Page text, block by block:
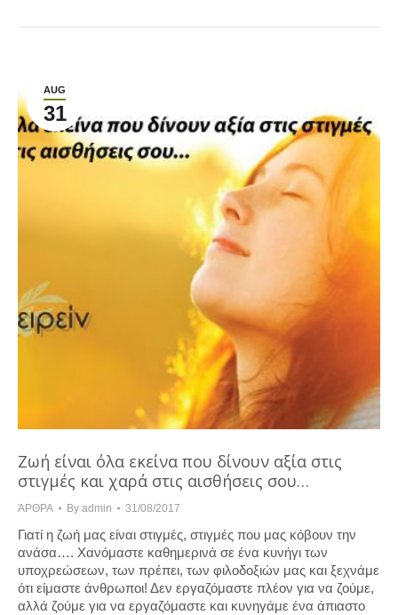
AUG
31
Ζωή είναι όλα εκείνα που δίνουν αξία στις
στιγμές και χαρά στις αισθήσεις σου…
ΆΡΘΡΑ By admin 31/08/2017
Γιατί η ζωή μας είναι στιγμές, στιγμές που μας κόβουν την
ανάσα…. Χανόμαστε καθημερινά σε ένα κυνήγι των
υποχρεώσεων, των πρέπει, των φιλοδοξιών μας και ξεχνάμε
ότι είμαστε άνθρωποι! Δεν εργαζόμαστε πλέον για να ζούμε,
αλλά ζούμε για να εργαζόμαστε και κυνηγάμε ένα άπιαστο